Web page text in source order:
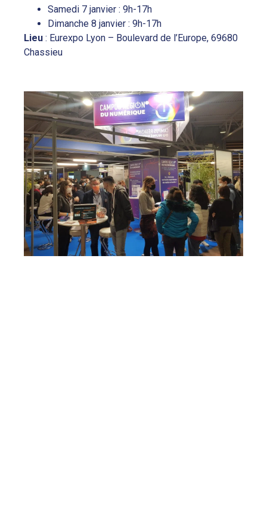
Samedi 7 janvier : 9h-17h
Dimanche 8 janvier : 9h-17h
Lieu : Eurexpo Lyon – Boulevard de l’Europe, 69680
Chassieu